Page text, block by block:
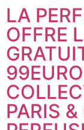
LA
OFFRE
PARIS